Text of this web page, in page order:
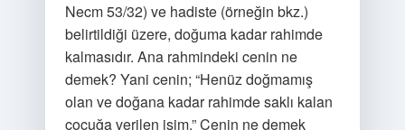
Necm 53/32) ve hadiste (örneğin bkz.)
belirtildiği üzere, doğuma kadar rahimde
kalmasıdır. Ana rahmindeki cenin ne
demek? Yani cenin; “Henüz doğmamış
olan ve doğana kadar rahimde saklı kalan
çocuğa verilen isim.” Cenin ne demek